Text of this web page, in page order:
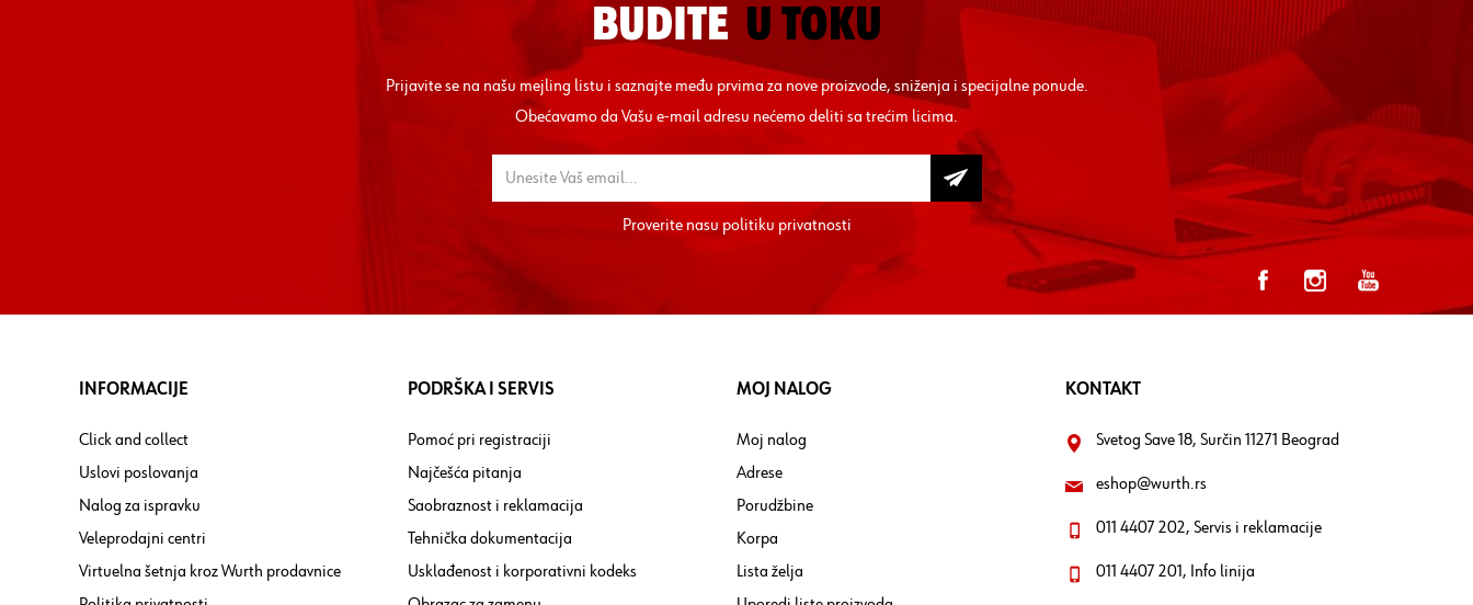
BUDITE U TOKU
Prijavite se na našu mejling listu i saznajte među prvima za nove proizvode, sniženja i specijalne ponude.
Obećavamo da Vašu e-mail adresu nećemo deliti sa trećim licima.
Proverite nasupolitiku privatnosti
INFORMACIJE
Click and collect
Uslovi poslovanja
Nalog za ispravku
Veleprodajni centri
Virtuelna šetnja kroz Wurth prodavnice
PODRŠKA I SERVIS
Pomoć pri registraciji
Najčešća pitanja
Saobraznost i reklamacija
Tehnička dokumentacija
Usklađenost i korporativni kodeks
MOJ NALOG
Moj nalog
Adrese
Porudžbine
Korpa
Lista želja
KONTAKT
Svetog Save 18, Surčin 11271 Beograd
eshop@wurth.rs
011 4407 202, Servis i reklamacije
011 4407 201, Info linija